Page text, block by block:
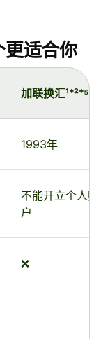
适合你
加联换汇¹⁺²⁺⁵
1993年
不能开立个人账
户
❌